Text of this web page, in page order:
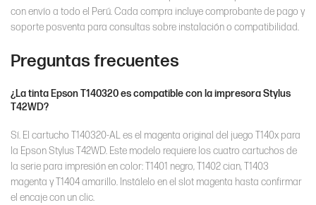
con envío a todo el Perú. Cada compra incluye comprobante de pago y
soporte posventa para consultas sobre instalación o compatibilidad.
Preguntas frecuentes
¿La tinta Epson T140320 es compatible con la impresora Stylus
T42WD?
Sí. El cartucho T140320-AL es el magenta original del juego T140x para
la Epson Stylus T42WD. Este modelo requiere los cuatro cartuchos de
la serie para impresión en color: T1401 negro, T1402 cian, T1403
magenta y T1404 amarillo. Instálelo en el slot magenta hasta confirmar
el encaje con un clic.